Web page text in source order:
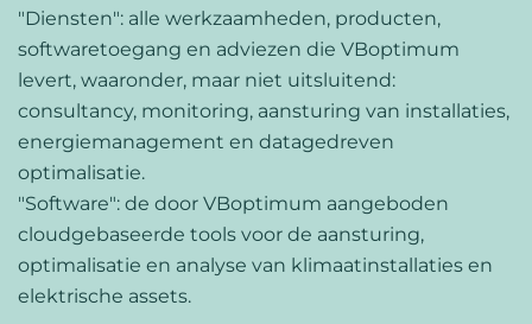
"Diensten": alle werkzaamheden, producten,
softwaretoegang en adviezen die VBoptimum
levert, waaronder, maar niet uitsluitend:
consultancy, monitoring, aansturing van installaties,
energiemanagement en datagedreven
optimalisatie.
"Software": de door VBoptimum aangeboden
cloudgebaseerde tools voor de aansturing,
optimalisatie en analyse van klimaatinstallaties en
elektrische assets.